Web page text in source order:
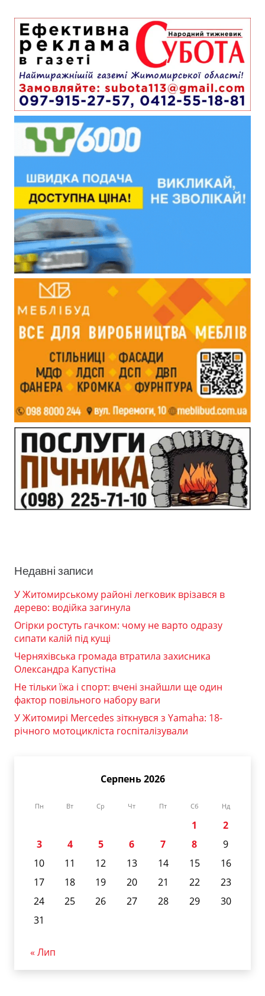
Недавні записи
У Житомирському районі легковик врізався в
дерево: водійка загинула
Огірки ростуть гачком: чому не варто одразу
сипати калій під кущі
Черняхівська громада втратила захисника
Олександра Капустіна
Не тільки їжа і спорт: вчені знайшли ще один
фактор повільного набору ваги
У Житомирі Mercedes зіткнувся з Yamaha: 18-
річного мотоцикліста госпіталізували
Серпень 2026
Пн Вт Ср Чт Пт Сб Нд
1
2
3
4 5 6 7 8
9
10
11 12 13 14 15
16
17
18 19 20 21 22
23
24
25 26 27 28 29
30
31
« Лип